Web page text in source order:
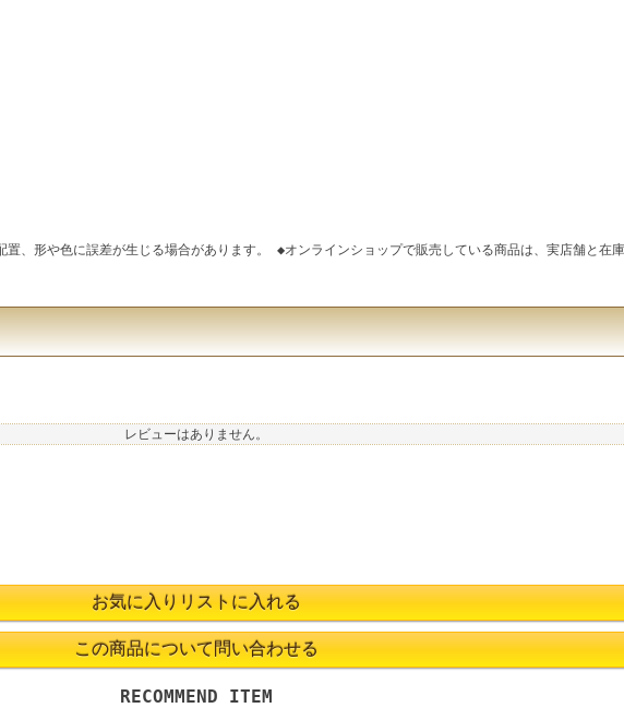
、形や色に誤差が生じる場合があります。 ◆オンラインショップで販売している商品は、実店舗と在
レビューはありません。
RECOMMEND ITEM